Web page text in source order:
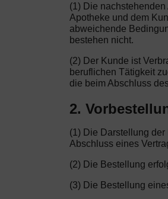
(1) Die
Apotheke und dem
abweichende
bestehen nicht.
(2) Der Kunde ist
beruflichen Tätigkeit
die beim Abschluss
2.
(1) Die Darstellung
Abschluss eines
(2) Die Bestellung
(3) Die Bestellung